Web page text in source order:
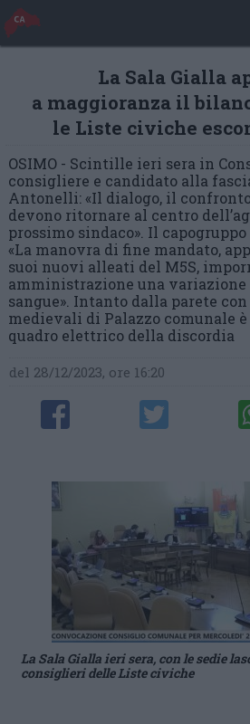
La Sala Gialla
a maggioranza il
le Liste civiche
OSIMO - Scintille ieri sera in
consigliere e candidato alla
Antonelli: «Il dialogo, il
devono ritornare al centro
prossimo sindaco». Il
«La manovra di fine mandato,
suoi nuovi alleati del M5S,
amministrazione una variazione
sangue». Intanto dalla parete
medievali di Palazzo comunale
quadro elettrico della discordia
del 28/12/2023, ore 16:20
La Sala Gialla ieri sera, con le sedie
consiglieri delle Liste civiche